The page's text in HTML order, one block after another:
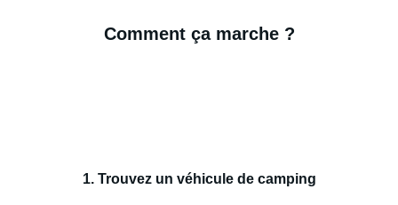
Comment ça marche ?
1. Trouvez un véhicule de camping